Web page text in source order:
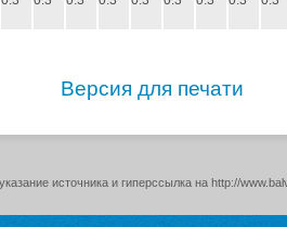
Версия для печати
источника и гиперссылка на http://